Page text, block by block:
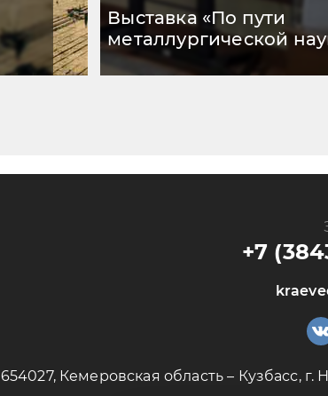
Выставка «По пути
металлургической
+7
654027, Кемеровская область – Кузбасс, г.